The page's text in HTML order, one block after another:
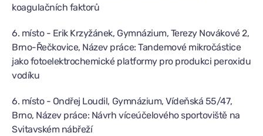
koagulačních faktorů
6. místo - Erik Krzyžánek, Gymnázium, Terezy Novákové 2,
Brno-Řečkovice, Název práce: Tandemové mikročástice
jako fotoelektrochemické platformy pro produkci peroxidu
vodíku
6. místo - Ondřej Loudil, Gymnázium, Vídeňská 55/47,
Brno, Název práce: Návrh víceúčelového sportoviště na
Svitavském nábřeží